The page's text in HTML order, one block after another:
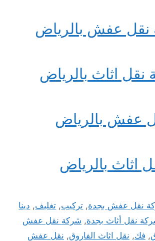
عفش بالرياض
نقل اثاث بالرياض
عفش بالرياض
اثاث بالرياض
نقل عفش بجدة, تركيب, تغليف , دينا
نقل أثاث بجدة, شركة نقل عفش
, فك, نقل اثاث الفاروق, نقل عفش